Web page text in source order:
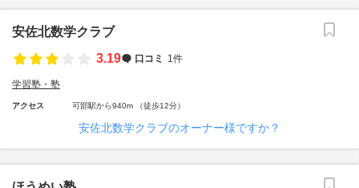
安佐北数学クラブ
3.19
口コミ 1件
学習塾・塾
アクセス 可部駅から940m （徒歩12分）
安佐北数学クラブのオーナー様ですか？